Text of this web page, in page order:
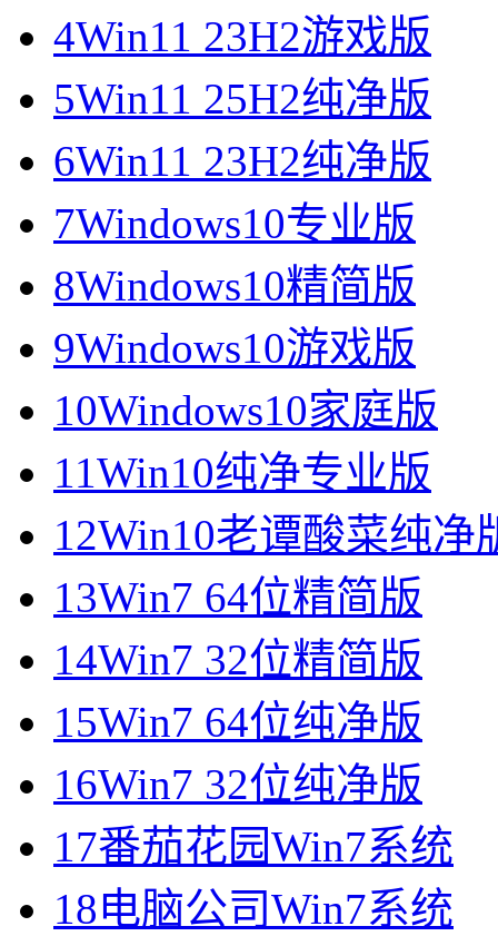
4Win11 23H2游戏版
5Win11 25H2纯净版
6Win11 23H2纯净版
7Windows10专业版
8Windows10精简版
9Windows10游戏版
10Windows10家庭版
11Win10纯净专业版
12Win10老谭酸菜纯净
13Win7 64位精简版
14Win7 32位精简版
15Win7 64位纯净版
16Win7 32位纯净版
17番茄花园Win7系统
18电脑公司Win7系统